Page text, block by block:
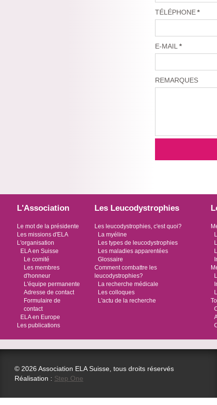
TÉLÉPHONE*
E-MAIL *
REMARQUES
L'Association
Le mot de la présidente
Les missions d'ELA
L'organisation
ELA en Suisse
Le comité
Les membres
d'honneur
L'équipe permanente
Adresse de contact
Formulaire de
contact
ELA en Europe
Les publications
Les Leucodystrophies
Les leucodystrophies, c'est quoi?
La myéline
Les types de leucodystrophies
Les maladies apparentées
Glossaire
Comment combattre les
leucodystrophies?
La recherche médicale
Les colloques
L'actu de la recherche
© 2026 Association ELA Suisse, tous droits réservés
Réalisation : Step One